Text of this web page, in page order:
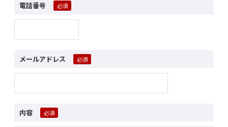
電話番号
メールアドレス
内容